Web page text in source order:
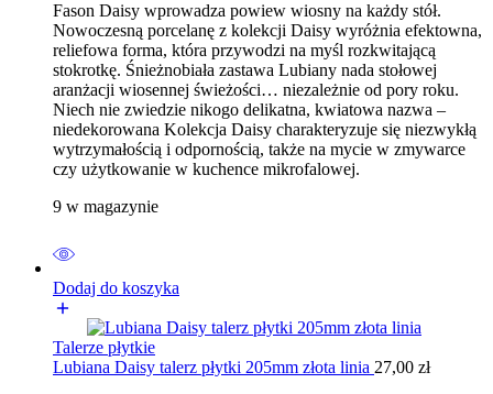
Fason Daisy wprowadza powiew wiosny na każdy stół.
Nowoczesną porcelanę z kolekcji Daisy wyróżnia efektowna,
reliefowa forma, która przywodzi na myśl rozkwitającą
stokrotkę. Śnieżnobiała zastawa Lubiany nada stołowej
aranżacji wiosennej świeżości… niezależnie od pory roku.
Niech nie zwiedzie nikogo delikatna, kwiatowa nazwa –
niedekorowana Kolekcja Daisy charakteryzuje się niezwykłą
wytrzymałością i odpornością, także na mycie w zmywarce
czy użytkowanie w kuchence mikrofalowej.
9 w magazynie
Dodaj do koszyka
Talerze płytkie
Lubiana Daisy talerz płytki 205mm złota linia 27,00 zł